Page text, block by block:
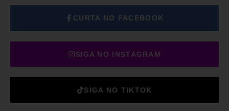
CURTA NO FACEBOOK
SIGA NO INSTAGRAM
SIGA NO TIKTOK